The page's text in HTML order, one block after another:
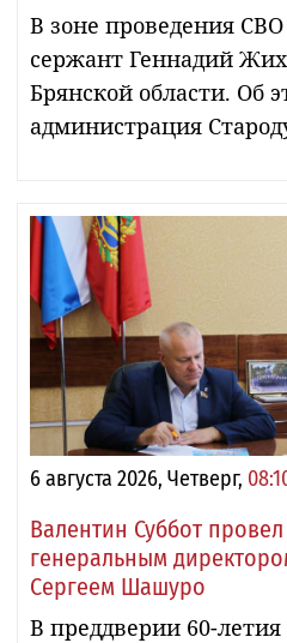
В зоне проведения
сержант Геннадий
Брянской области. Об
администрация
6 августа 2026, Четверг,
Валентин Суббот
генеральным
Сергеем Шашуро
В преддверии 60-